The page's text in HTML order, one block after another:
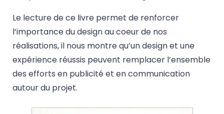
Le lecture de ce livre permet de renforcer
l’importance du design au coeur de nos
réalisations, il nous montre qu’un design et une
expérience réussis peuvent remplacer l’ensemble
des efforts en publicité et en communication
autour du projet.